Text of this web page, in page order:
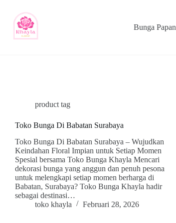
Bunga Papan
product tag
Toko Bunga Di Babatan Surabaya
Toko Bunga Di Babatan Surabaya – Wujudkan
Keindahan Floral Impian untuk Setiap Momen
Spesial bersama Toko Bunga Khayla Mencari
dekorasi bunga yang anggun dan penuh pesona
untuk melengkapi setiap momen berharga di
Babatan, Surabaya? Toko Bunga Khayla hadir
sebagai destinasi…
toko khayla
Februari 28, 2026